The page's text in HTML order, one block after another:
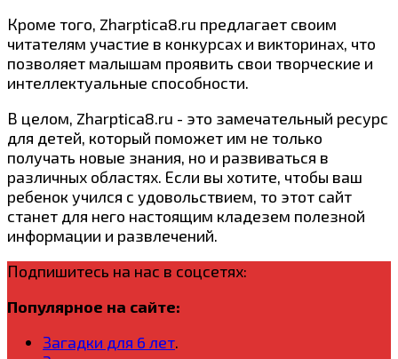
Кроме того, Zharptica8.ru предлагает своим
читателям участие в конкурсах и викторинах, что
позволяет малышам проявить свои творческие и
интеллектуальные способности.
В целом, Zharptica8.ru - это замечательный ресурс
для детей, который поможет им не только
получать новые знания, но и развиваться в
различных областях. Если вы хотите, чтобы ваш
ребенок учился с удовольствием, то этот сайт
станет для него настоящим кладезем полезной
информации и развлечений.
Подпишитесь на нас в соцсетях:
Популярное на сайте:
Загадки для 6 лет.